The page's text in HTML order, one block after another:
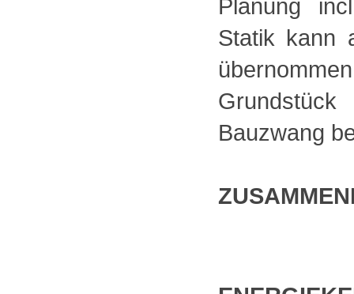
Planung
Statik kann
Bauzwang